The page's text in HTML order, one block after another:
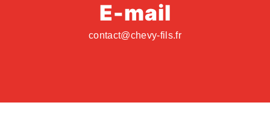
E-mail
contact@chevy-fils.fr